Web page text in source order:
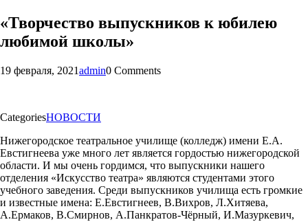
«Творчество выпускников к юбилею
любимой школы»
19 февраля, 2021admin0 Comments
CategoriesНОВОСТИ
Нижегородское театральное училище (колледж) имени Е.А.
Евстигнеева уже много лет является гордостью нижегородской
области. И мы очень гордимся, что выпускники нашего
отделения «Искусство театра» являются студентами этого
учебного заведения. Среди выпускников училища есть громкие
и известные имена: Е.Евстигнеев, В.Вихров, Л.Хитяева,
А.Ермаков, В.Смирнов, А.Панкратов-Чёрный, И.Мазуркевич,